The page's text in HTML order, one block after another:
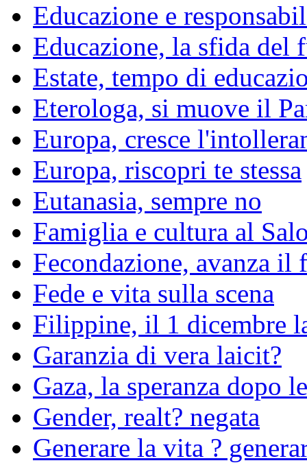
Educazione e
Educazione, la sfida del
Estate, tempo di
Eterologa, si muove il
Europa, cresce
Europa, riscopri te stessa
Eutanasia, sempre no
Famiglia e cultura al
Fecondazione, avanza il
Fede e vita sulla scena
Filippine, il 1 dicembre
Garanzia di vera laicit?
Gaza, la speranza dopo
Gender, realt? negata
Generare la vita ?